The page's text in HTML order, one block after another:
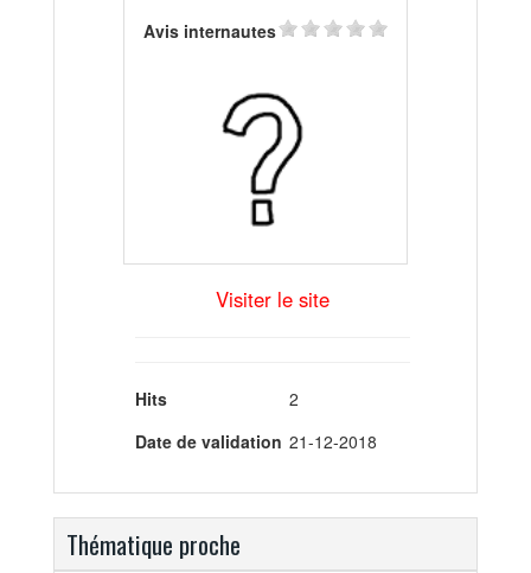
Avis internautes
Visiter le site
Hits
2
Date de validation 21-12-2018
Thématique proche